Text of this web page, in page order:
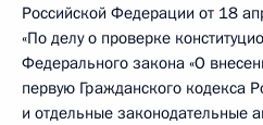
Российской Федерации от 18
«По делу о проверке
Федерального закона «О
первую Гражданского кодекса
и отдельные законодательные